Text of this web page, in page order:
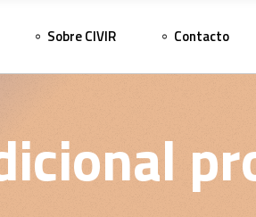
Sobre CIVIR Contacto